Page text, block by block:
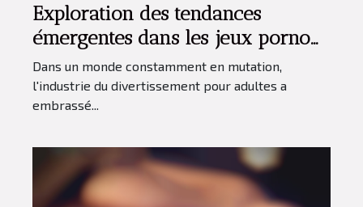
Exploration des tendances
émergentes dans les jeux porno
de réalité virtuelle en 2024
Dans un monde constamment en mutation,
l'industrie du divertissement pour adultes a
embrassé...